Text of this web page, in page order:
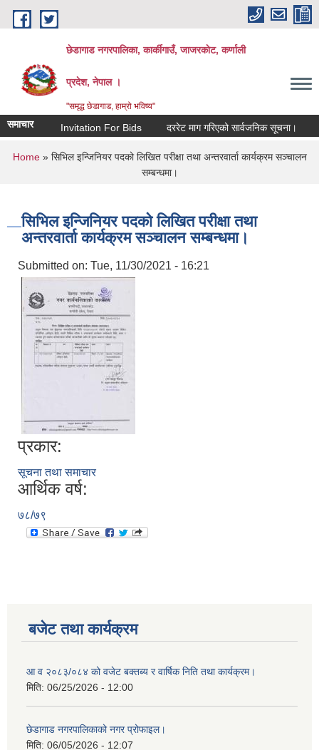
Skip to main content
छेडागाड नगरपालिका, कार्कीगाउँ, जाजरकाेट, कर्णाली
प्रदेश, नेपाल ।
"समृद्ध छेडागाड, हाम्रो भविष्य"
समाचार Invitation For Bids दररेट माग गरिएको सार्वजनिक सूचना।
You are here
Home» सिभिल इन्जिनियर पदको लिखित परीक्षा तथा अन्तरवार्ता कार्यक्रम सञ्चालन
सम्बन्धमा।
सिभिल इन्जिनियर पदको लिखित परीक्षा तथा
अन्तरवार्ता कार्यक्रम सञ्चालन सम्बन्धमा।
Submitted on: Tue, 11/30/2021 - 16:21
प्रकार:
सूचना तथा समाचार
आर्थिक वर्ष:
७८/७९
बजेट तथा कार्यक्रम
आ व २०८३/०८४ को वजेट बक्तब्य र वार्षिक निति तथा कार्यक्रम।
मिति: 06/25/2026 - 12:00
छेडागाड नगरपालिकाको नगर प्रोफाइल।
मिति: 06/05/2026 - 12:07